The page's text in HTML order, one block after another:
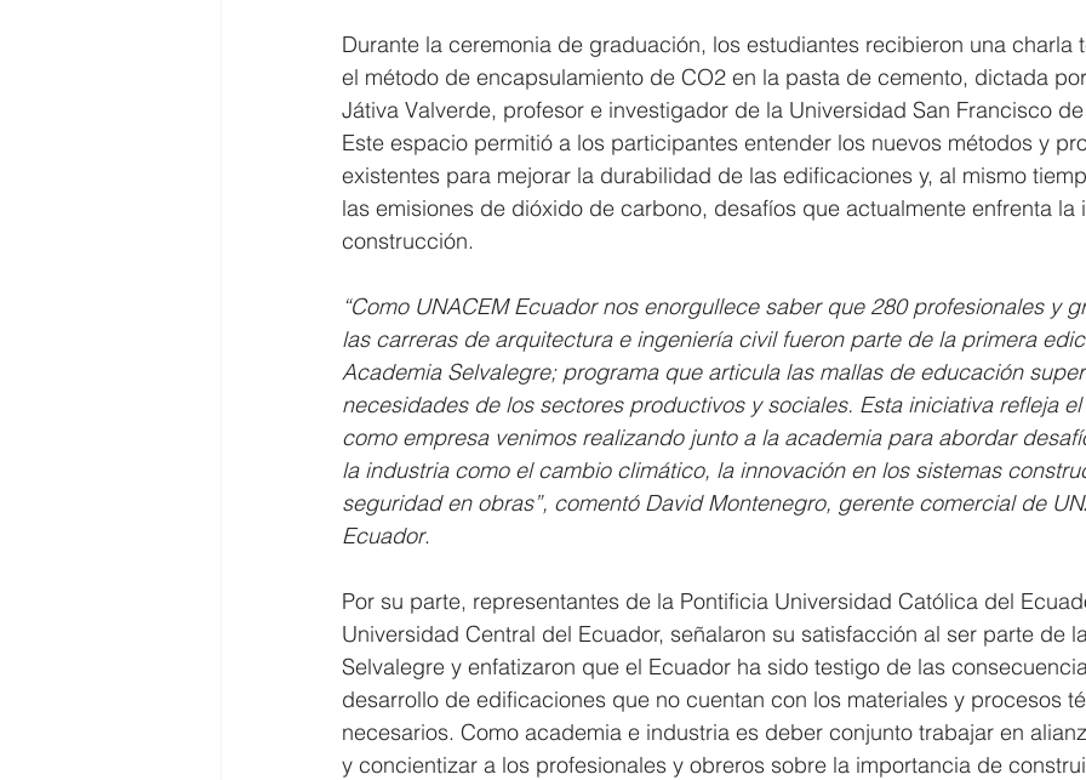
Durante la ceremonia de graduación, los estudiantes recibieron una charla
el método de encapsulamiento de CO2 en la pasta de cemento, dictada
Játiva Valverde, profesor e investigador de la Universidad San Francisco
Este espacio permitió a los participantes entender los nuevos métodos y
existentes para mejorar la durabilidad de las edificaciones y, al mismo
las emisiones de dióxido de carbono, desafíos que actualmente enfrenta la
construcción.
“Como UNACEM Ecuador nos enorgullece saber que 280 profesionales y
las carreras de arquitectura e ingeniería civil fueron parte de la primera
Academia Selvalegre; programa que articula las mallas de educación
necesidades de los sectores productivos y sociales. Esta iniciativa refleja
como empresa venimos realizando junto a la academia para abordar
la industria como el cambio climático, la innovación en los sistemas
seguridad en obras”, comentó David Montenegro, gerente comercial de
Ecuador.
Por su parte, representantes de la Pontificia Universidad Católica del
Universidad Central del Ecuador, señalaron su satisfacción al ser parte de
Selvalegre y enfatizaron que el Ecuador ha sido testigo de las
desarrollo de edificaciones que no cuentan con los materiales y procesos
necesarios. Como academia e industria es deber conjunto trabajar en
y concientizar a los profesionales y obreros sobre la importancia de